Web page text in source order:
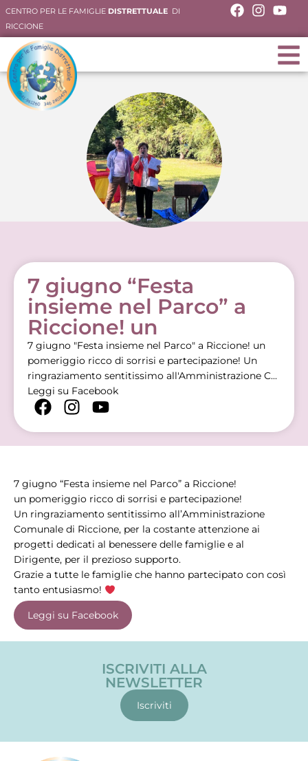
CENTRO PER LE FAMIGLIE DISTRETTUALE DI
RICCIONE
7 giugno “Festa
insieme nel Parco” a
Riccione! un
7 giugno "Festa insieme nel Parco" a Riccione! un
pomeriggio ricco di sorrisi e partecipazione! Un
ringraziamento sentitissimo all'Amministrazione C...
Leggi su Facebook
7 giugno “Festa insieme nel Parco” a Riccione!
un pomeriggio ricco di sorrisi e partecipazione!
Un ringraziamento sentitissimo all’Amministrazione
Comunale di Riccione, per la costante attenzione ai
progetti dedicati al benessere delle famiglie e al
Dirigente, per il prezioso supporto.
Grazie a tutte le famiglie che hanno partecipato con così
tanto entusiasmo!
Leggi su Facebook
ISCRIVITI ALLA
NEWSLETTER
Iscriviti